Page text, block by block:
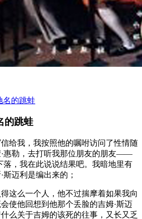
名的跳蛙
的跳蛙
惠勒，去打听我那位朋友的朋友——
落，我在此说说结果吧。我暗地里有
斯迈利是编出来的；
这么一个人，他不过揣摩着如果我向
使他回想到他那个丢脸的吉姆·斯迈
么关于吉姆的该死的往事，又长又乏